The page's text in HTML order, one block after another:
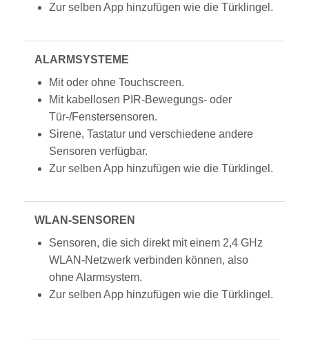
Zur selben App hinzufügen wie die Türklingel.
ALARMSYSTEME
Mit oder ohne Touchscreen.
Mit kabellosen PIR-Bewegungs- oder
Tür-/Fenstersensoren.
Sirene, Tastatur und verschiedene andere
Sensoren verfügbar.
Zur selben App hinzufügen wie die Türklingel.
WLAN-SENSOREN
Sensoren, die sich direkt mit einem 2,4 GHz
WLAN-Netzwerk verbinden können, also
ohne Alarmsystem.
Zur selben App hinzufügen wie die Türklingel.